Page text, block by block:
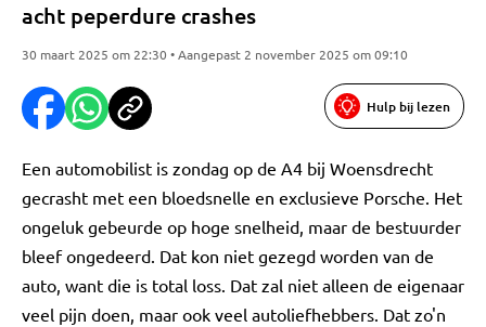
acht peperdure crashes
30 maart 2025 om 22:30 • Aangepast 2 november 2025 om 09:10
Hulp bij lezen
Een automobilist is zondag op de A4 bij Woensdrecht
gecrasht met een bloedsnelle en exclusieve Porsche. Het
ongeluk gebeurde op hoge snelheid, maar de bestuurder
bleef ongedeerd. Dat kon niet gezegd worden van de
auto, want die is total loss. Dat zal niet alleen de eigenaar
veel pijn doen, maar ook veel autoliefhebbers. Dat zo'n